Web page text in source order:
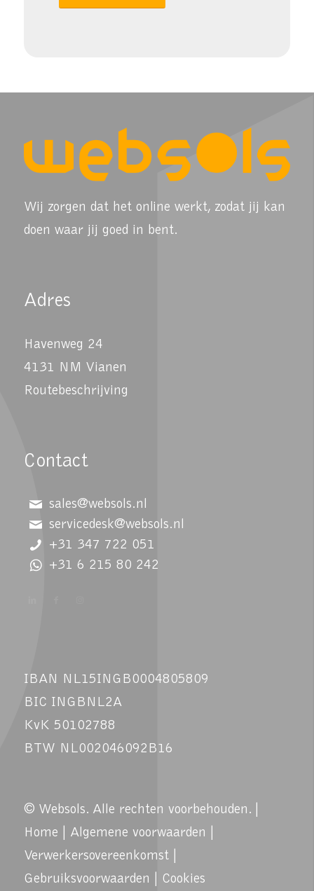
Wij zorgen dat het online werkt, zodat jij kan
doen waar jij goed in bent.
Adres
Havenweg 24
4131 NM Vianen
Routebeschrijving
Contact
sales@websols.nl
servicedesk@websols.nl
+31 347 722 051
+31 6 215 80 242
IBAN NL15INGB0004805809
BIC INGBNL2A
KvK 50102788
BTW NL002046092B16
© Websols. Alle rechten voorbehouden. |
Home
Algemene voorwaarden
Verwerkersovereenkomst|
Gebruiksvoorwaarden
Cookies